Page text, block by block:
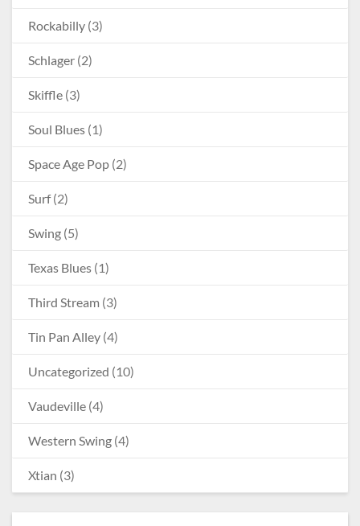
Rockabilly (3)
Schlager (2)
Skiffle (3)
Soul Blues (1)
Space Age Pop (2)
Surf(2)
Swing (5)
Texas Blues (1)
Third Stream (3)
Tin Pan Alley (4)
Uncategorized (10)
Vaudeville (4)
Western Swing (4)
Xtian (3)